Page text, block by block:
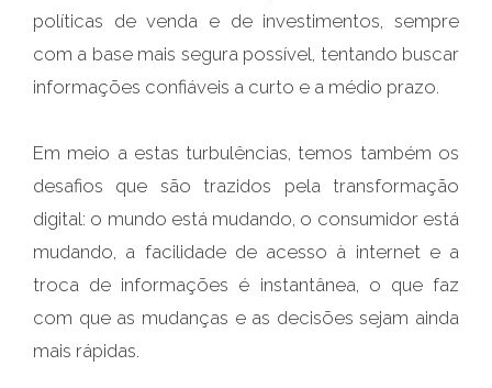
políticas de venda e de investimentos, sempre
com a base mais segura possível, tentando buscar
informações confiáveis a curto e a médio prazo.
Em meio a estas turbulências, temos também os
desafios que são trazidos pela transformação
digital: o mundo está mudando, o consumidor está
mudando, a facilidade de acesso à internet e a
troca de informações é instantânea, o que faz
com que as mudanças e as decisões sejam ainda
mais rápidas.